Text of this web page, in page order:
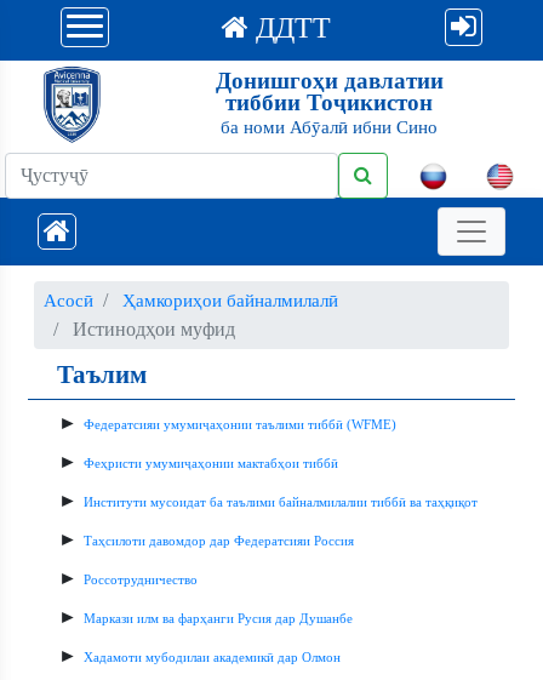
ДДТТ
Донишгоҳи давлатии
тиббии Тоҷикистон
ба номи Абӯалӣ ибни Сино
Асосӣ Ҳамкориҳои байналмилалӣ
Истинодҳои муфид
Таълим
► Федератсияи умумиҷаҳонии таълими тиббӣ (WFME)
► Феҳристи умумиҷаҳонии мактабҳои тиббӣ
► Институти мусоидат ба таълими байналмилалии тиббӣ ва таҳқиқот
► Таҳсилоти давомдор дар Федератсияи Россия
► Россотрудничество
► Маркази илм ва фарҳанги Русия дар Душанбе
► Хадамоти мубодилаи академикӣ дар Олмон